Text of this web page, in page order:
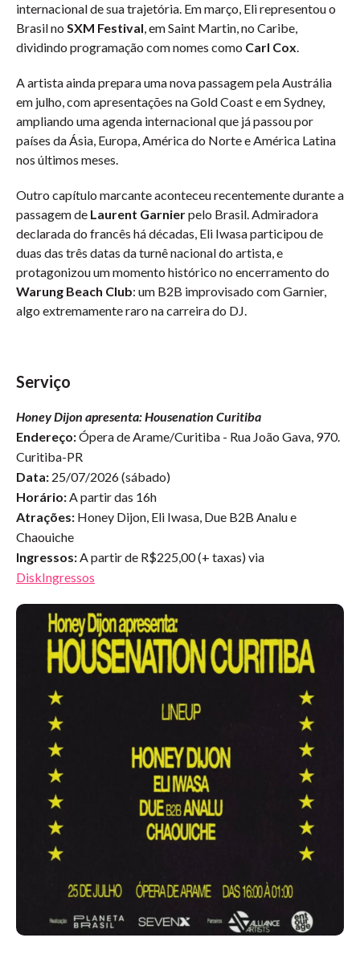
internacional de sua trajetória. Em março, Eli representou o
Brasil no SXM Festival, em Saint Martin, no Caribe,
dividindo programação com nomes como Carl Cox.
A artista ainda prepara uma nova passagem pela Austrália
em julho, com apresentações na Gold Coast e em Sydney,
ampliando uma agenda internacional que já passou por
países da Ásia, Europa, América do Norte e América Latina
nos últimos meses.
Outro capítulo marcante aconteceu recentemente durante a
passagem de Laurent Garnierpelo Brasil. Admiradora
declarada do francês há décadas, Eli Iwasa participou de
duas das três datas da turnê nacional do artista, e
protagonizou um momento histórico no encerramento do
Warung Beach Club: um B2B improvisado com Garnier,
algo extremamente raro na carreira do DJ.
Serviço
Honey Dijon apresenta: Housenation Curitiba
Endereço:Ópera de Arame/Curitiba - Rua João Gava, 970.
Curitiba-PR
Data: 25/07/2026 (sábado)
Horário:A partir das 16h
Atrações: Honey Dijon, Eli Iwasa, Due B2B Analu e
Chaouiche
Ingressos:A partir de R$225,00 (+ taxas) via
DiskIngressos